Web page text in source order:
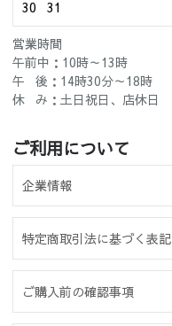
30
31
営業時間
午前中：10時～13時
午 後：14時30分～18時
休 み：土日祝日、店休日
ご利用について
企業情報
特定商取引法に基づく表記
ご購入前の確認事項